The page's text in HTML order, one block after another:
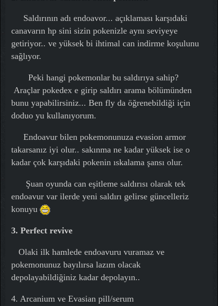
Saldırının adı endoavor... açıklaması karşıdaki
canavarın hp sini sizin pokenizle aynı seviyeye
getiriyor.. ve yüksek bi ihtimal can indirme koşulunu
sağlıyor.
Peki hangi pokemonlar bu saldırıya sahip?
Araçlar pokedex e girip saldırı arama bölümünden
bunu yapabilirsiniz... Ben fly da öğrenebildiği için
doduo yu kullanıyorum.
Endoavur bilen pokemonunuza evasion armor
takarsanız iyi olur.. sakınma ne kadar yüksek ise o
kadar çok karşıdaki pokenin ıskalama şansı olur.
Şuan oyunda can eşitleme saldırısı olarak tek
endoavur var ilerde yeni saldırı gelirse güncelleriz
konuyu
3. Perfect revive
Olaki ilk hamlede endoavuru vuramaz ve
pokemonunuz bayılırsa lazım olacak
depolayabildiğiniz kadar depolayın..
4. Arcanium ve Evasian pill/serum